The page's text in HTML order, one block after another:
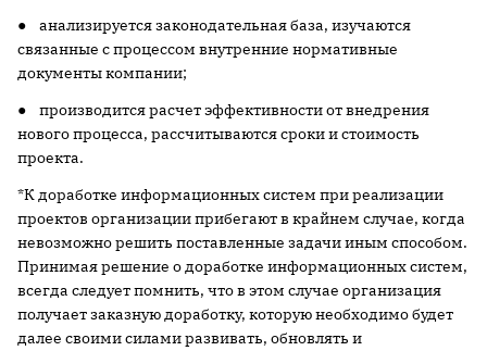
● анализируется законодательная база, изучаются
связанные с процессом внутренние нормативные
документы компании;
● производится расчет эффективности от внедрения
нового процесса, рассчитываются сроки и стоимость
проекта.
*К доработке информационных систем при реализации
проектов организации прибегают в крайнем случае, когда
невозможно решить поставленные задачи иным способом.
Принимая решение о доработке информационных систем,
всегда следует помнить, что в этом случае организация
получает заказную доработку, которую необходимо будет
далее своими силами развивать, обновлять и